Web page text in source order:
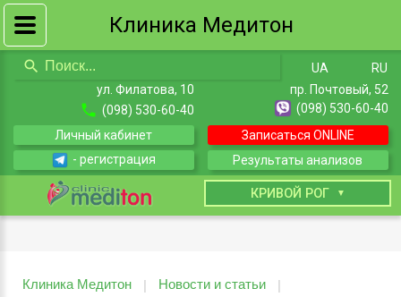
UA
RU
ул. Филатова, 10
(098) 530-60-40
пр. Почтовый, 52
(098) 530-60-40
Личный кабинет
- регистрация
Записаться ONLINE
Результаты анализов
КРИВОЙ РОГ
Клиника Медитон | Новости и статьи
|
Клиника Медитон